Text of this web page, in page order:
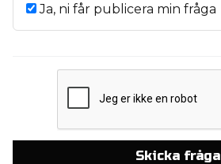
Ja, ni får publicera min fråga
Skicka fråga